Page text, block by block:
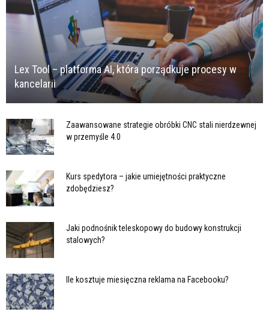
Lex Tool – platforma AI, która porządkuje procesy w
kancelarii
Zaawansowane strategie obróbki CNC stali nierdzewnej
w przemyśle 4.0
Kurs spedytora – jakie umiejętności praktyczne
zdobędziesz?
Jaki podnośnik teleskopowy do budowy konstrukcji
stalowych?
Ile kosztuje miesięczna reklama na Facebooku?